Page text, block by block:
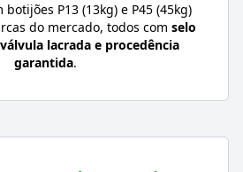
P13 (13kg) e P45 (45kg)
do mercado, todos com selo
lacrada e procedência
garantida.